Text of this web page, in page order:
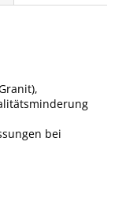
bei